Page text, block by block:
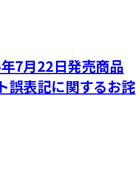
7月22日発売商品
誤表記に関するお詫